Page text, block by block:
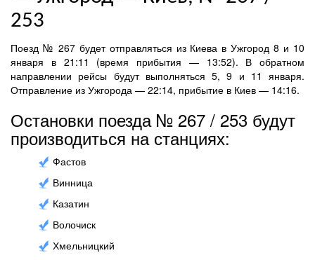
253
Поезд № 267 будет отправляться из Киева в Ужгород 8 и 10
января в 21:11 (время прибытия — 13:52). В обратном
направлении рейсы будут выполняться 5, 9 и 11 января.
Отправление из Ужгорода — 22:14, прибытие в Киев — 14:16.
Остановки поезда № 267 / 253 будут
производиться на станциях:
Фастов
Винница
Казатин
Волочиск
Хмельницкий